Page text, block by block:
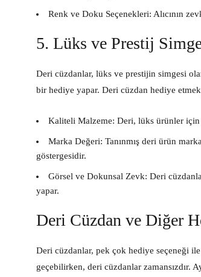
Renk ve Doku Seçenekleri: Alıcının
5. Lüks ve Prestij
Deri cüzdanlar, lüks ve prestijin simgesi
bir hediye yapar. Deri cüzdan hediye
Kaliteli Malzeme: Deri, lüks ürünler için
Marka Değeri: Tanınmış deri ürün
göstergesidir.
Görsel ve Dokunsal Zevk: Deri
yapar.
Deri Cüzdan ve Diğer
Deri cüzdanlar, pek çok hediye seçeneği ile
geçebilirken, deri cüzdanlar zamansızdır.